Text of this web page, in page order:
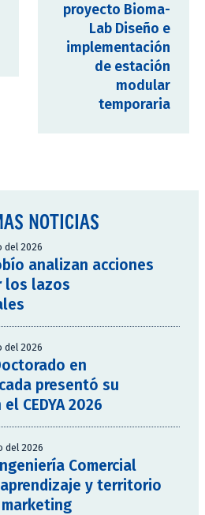
proyecto Bioma-
Lab Diseño e
implementación
de estación
modular
temporaria
NOTICIAS
del 2026
analizan acciones
los lazos
del 2026
en
presentó su
CEDYA 2026
del 2026
Comercial
aprendizaje y territorio